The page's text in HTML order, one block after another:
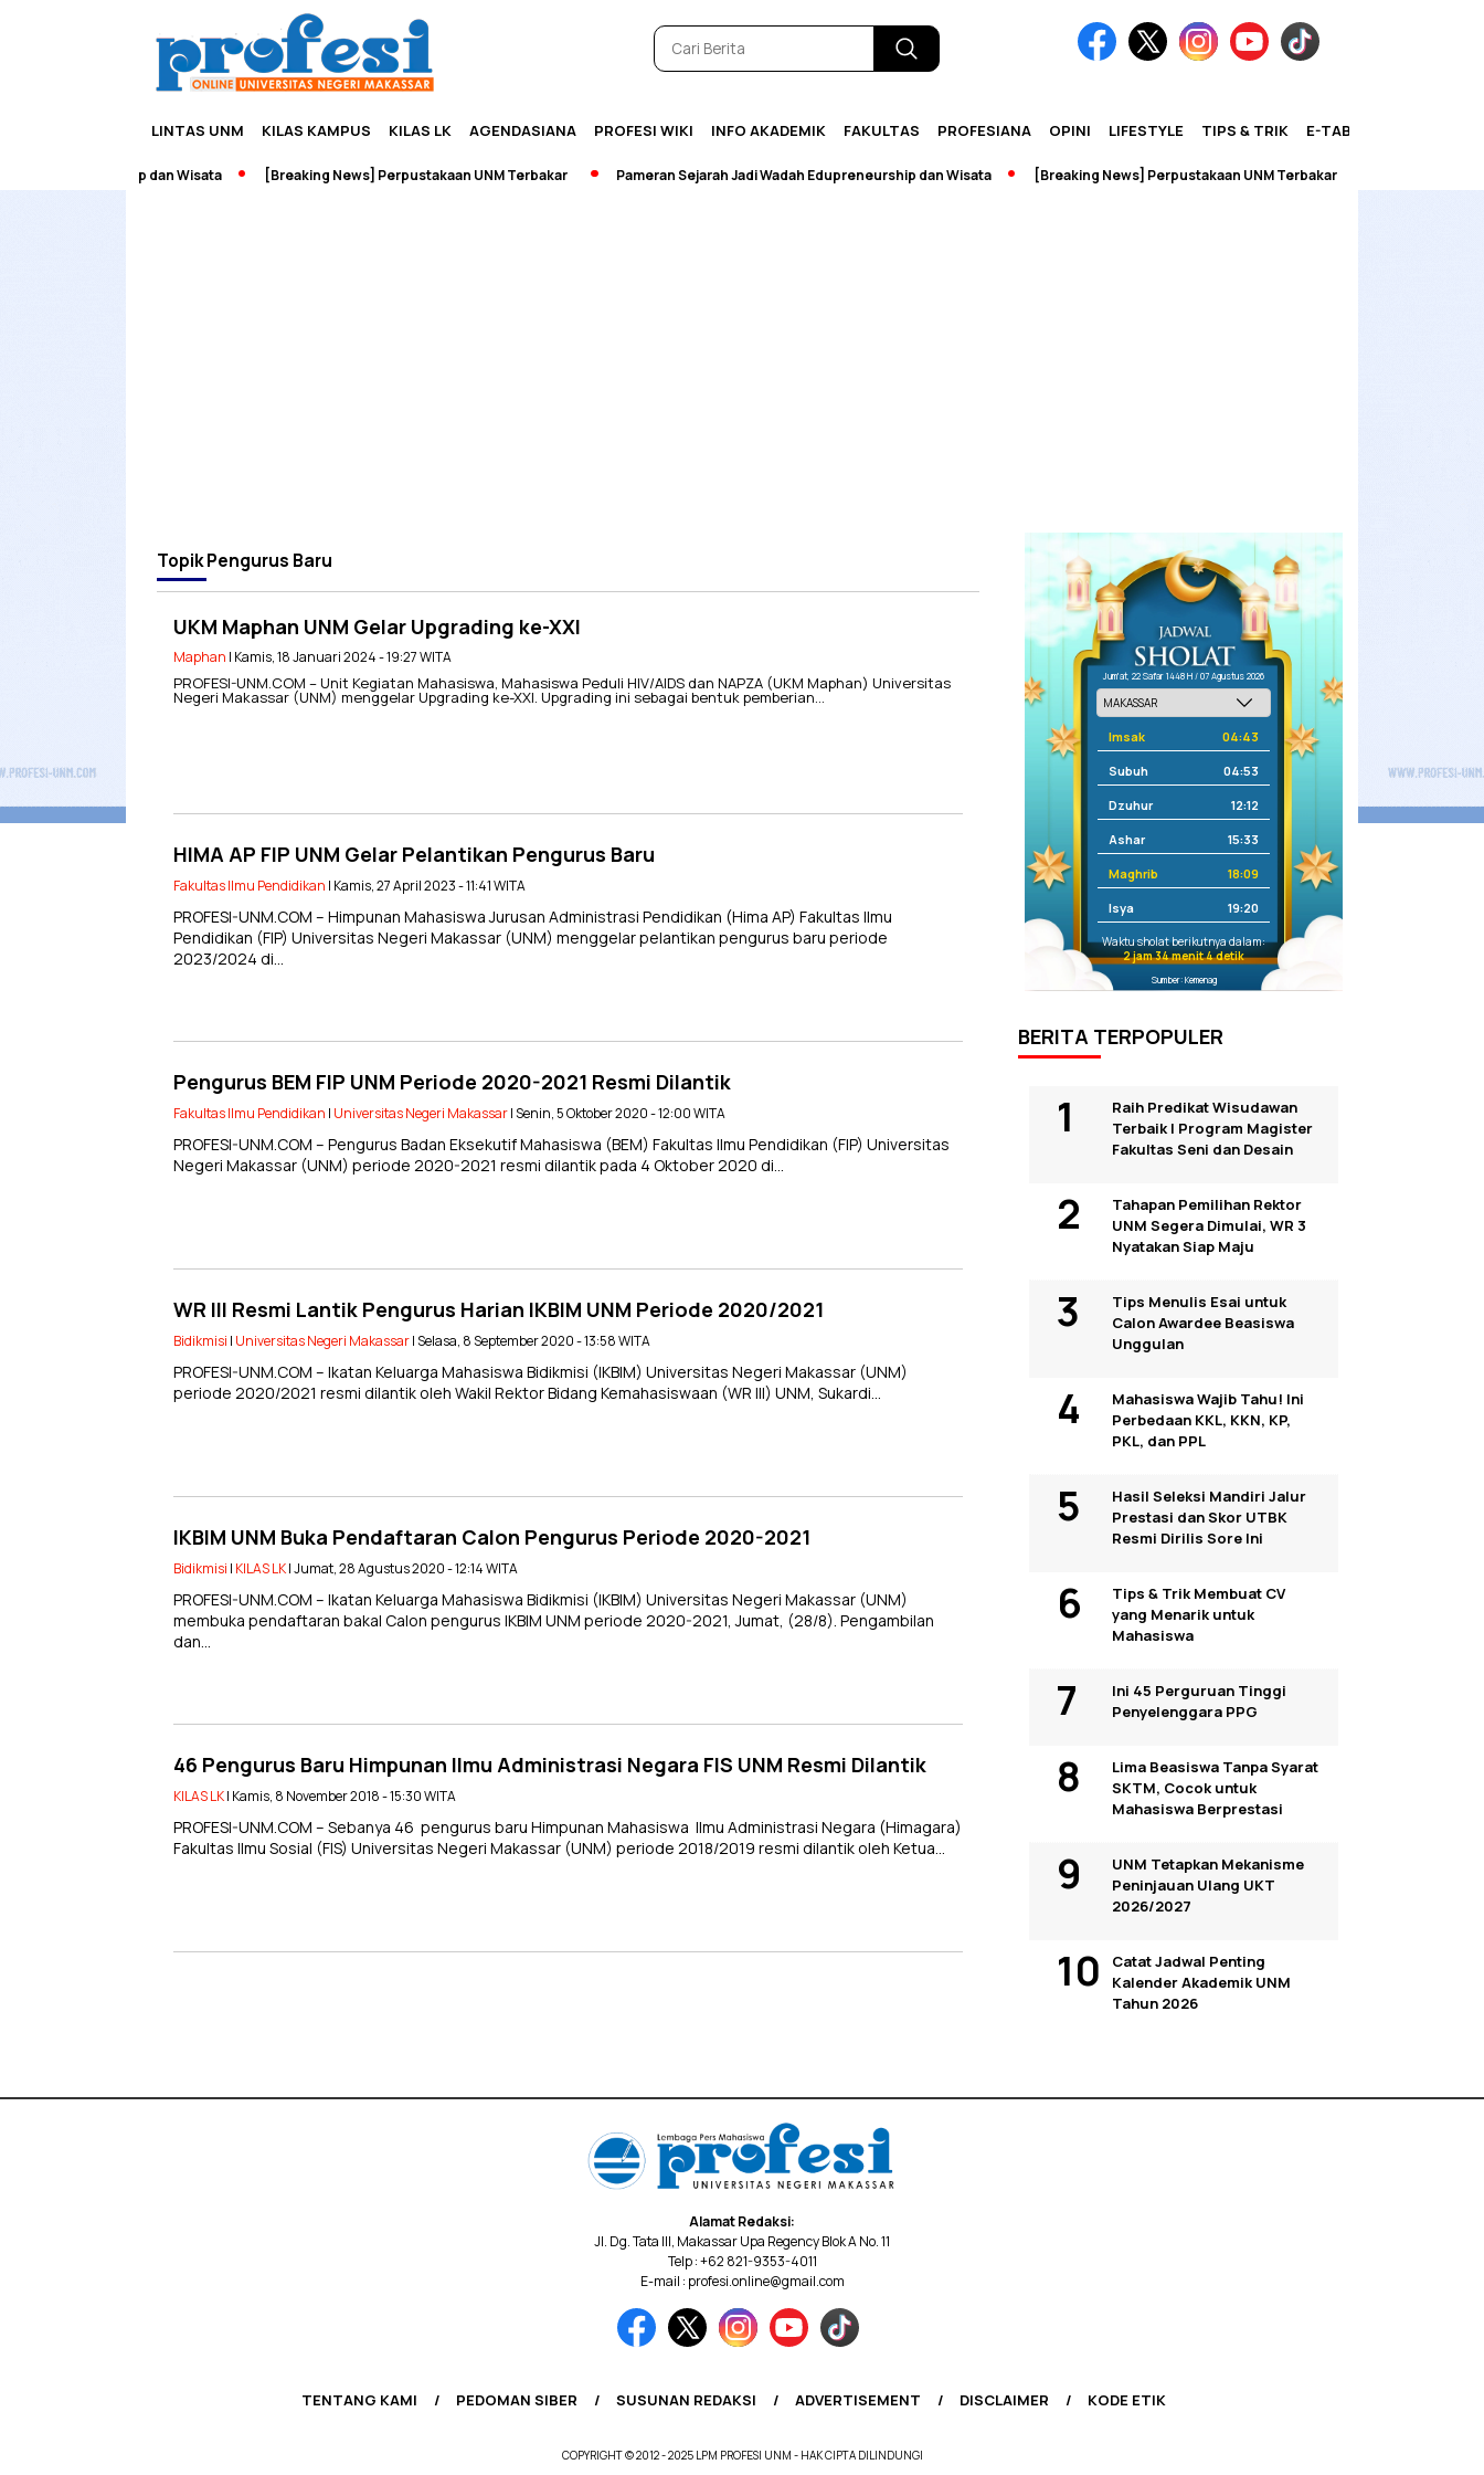
LINTAS UNM KILAS KAMPUS KILAS LK AGENDASIANA PROFESI WIKI INFO AKADEMIK FAKULTAS PROFESIANA OPINI LIFESTYLE TIPS & TRIK E-TABLOID
Edupreneurship dan Wisata [Breaking News] Perpustakaan UNM Terbakar Pameran Sejarah Jadi Wadah Edupreneurship dan Wisata [Breaking News] Perpustakaan UNM Terbakar
TopikPengurus Baru
UKM Maphan UNM Gelar Upgrading ke-XXI
Maphan | Kamis, 18 Januari 2024 - 19:27 WITA
PROFESI-UNM.COM – Unit Kegiatan Mahasiswa, Mahasiswa Peduli HIV/AIDS dan NAPZA (UKM Maphan) Universitas
Negeri Makassar (UNM) menggelar Upgrading ke-XXI. Upgrading ini sebagai bentuk pemberian…
HIMA AP FIP UNM Gelar Pelantikan Pengurus Baru
Fakultas Ilmu Pendidikan | Kamis, 27 April 2023 - 11:41 WITA
PROFESI-UNM.COM – Himpunan Mahasiswa Jurusan Administrasi Pendidikan (Hima AP) Fakultas Ilmu
Pendidikan (FIP) Universitas Negeri Makassar (UNM) menggelar pelantikan pengurus baru periode
2023/2024 di…
Pengurus BEM FIP UNM Periode 2020-2021 Resmi Dilantik
Fakultas Ilmu Pendidikan | Universitas Negeri Makassar| Senin, 5 Oktober 2020 - 12:00 WITA
PROFESI-UNM.COM – Pengurus Badan Eksekutif Mahasiswa (BEM) Fakultas Ilmu Pendidikan (FIP) Universitas
Negeri Makassar (UNM) periode 2020-2021 resmi dilantik pada 4 Oktober 2020 di…
WR III Resmi Lantik Pengurus Harian IKBIM UNM Periode 2020/2021
Bidikmisi | Universitas Negeri Makassar| Selasa, 8 September 2020 - 13:58 WITA
PROFESI-UNM.COM – Ikatan Keluarga Mahasiswa Bidikmisi (IKBIM) Universitas Negeri Makassar (UNM)
periode 2020/2021 resmi dilantik oleh Wakil Rektor Bidang Kemahasiswaan (WR III) UNM, Sukardi…
IKBIM UNM Buka Pendaftaran Calon Pengurus Periode 2020-2021
Bidikmisi | KILAS LK| Jumat, 28 Agustus 2020 - 12:14 WITA
PROFESI-UNM.COM – Ikatan Keluarga Mahasiswa Bidikmisi (IKBIM) Universitas Negeri Makassar (UNM)
membuka pendaftaran bakal Calon pengurus IKBIM UNM periode 2020-2021, Jumat, (28/8). Pengambilan
dan…
46 Pengurus Baru Himpunan Ilmu Administrasi Negara FIS UNM Resmi Dilantik
KILAS LK| Kamis, 8 November 2018 - 15:30 WITA
PROFESI-UNM.COM – Sebanya 46 pengurus baru Himpunan Mahasiswa Ilmu Administrasi Negara (Himagara)
Fakultas Ilmu Sosial (FIS) Universitas Negeri Makassar (UNM) periode 2018/2019 resmi dilantik oleh Ketua…
Jum'at, 22 Safar 1448 H / 07 Agustus 2026
Imsak 04:43
Subuh 04:53
Dzuhur 12:12
Ashar 15:33
Maghrib 18:09
Isya 19:20
Waktu sholat berikutnya dalam:
2 jam 34 menit 4 detik
Sumber: Kemenag
BERITA TERPOPULER
Raih Predikat Wisudawan
Terbaik I Program Magister
Fakultas Seni dan Desain
Tahapan Pemilihan Rektor
UNM Segera Dimulai, WR 3
Nyatakan Siap Maju
Tips Menulis Esai untuk
Calon Awardee Beasiswa
Unggulan
Mahasiswa Wajib Tahu! Ini
Perbedaan KKL, KKN, KP,
PKL, dan PPL
Hasil Seleksi Mandiri Jalur
Prestasi dan Skor UTBK
Resmi Dirilis Sore Ini
Tips & Trik Membuat CV
yang Menarik untuk
Mahasiswa
Ini 45 Perguruan Tinggi
Penyelenggara PPG
Lima Beasiswa Tanpa Syarat
SKTM, Cocok untuk
Mahasiswa Berprestasi
UNM Tetapkan Mekanisme
Peninjauan Ulang UKT
2026/2027
Catat Jadwal Penting
Kalender Akademik UNM
Tahun 2026
Alamat Redaksi:
Jl. Dg. Tata III, Makassar Upa Regency Blok A No. 11
Telp : +62 821-9353-4011
E-mail : profesi.online@gmail.com
TENTANG KAMI PEDOMAN SIBER SUSUNAN REDAKSI ADVERTISEMENT DISCLAIMER KODE ETIK
COPYRIGHT © 2012 - 2025 LPM PROFESI UNM - HAK CIPTA DILINDUNGI